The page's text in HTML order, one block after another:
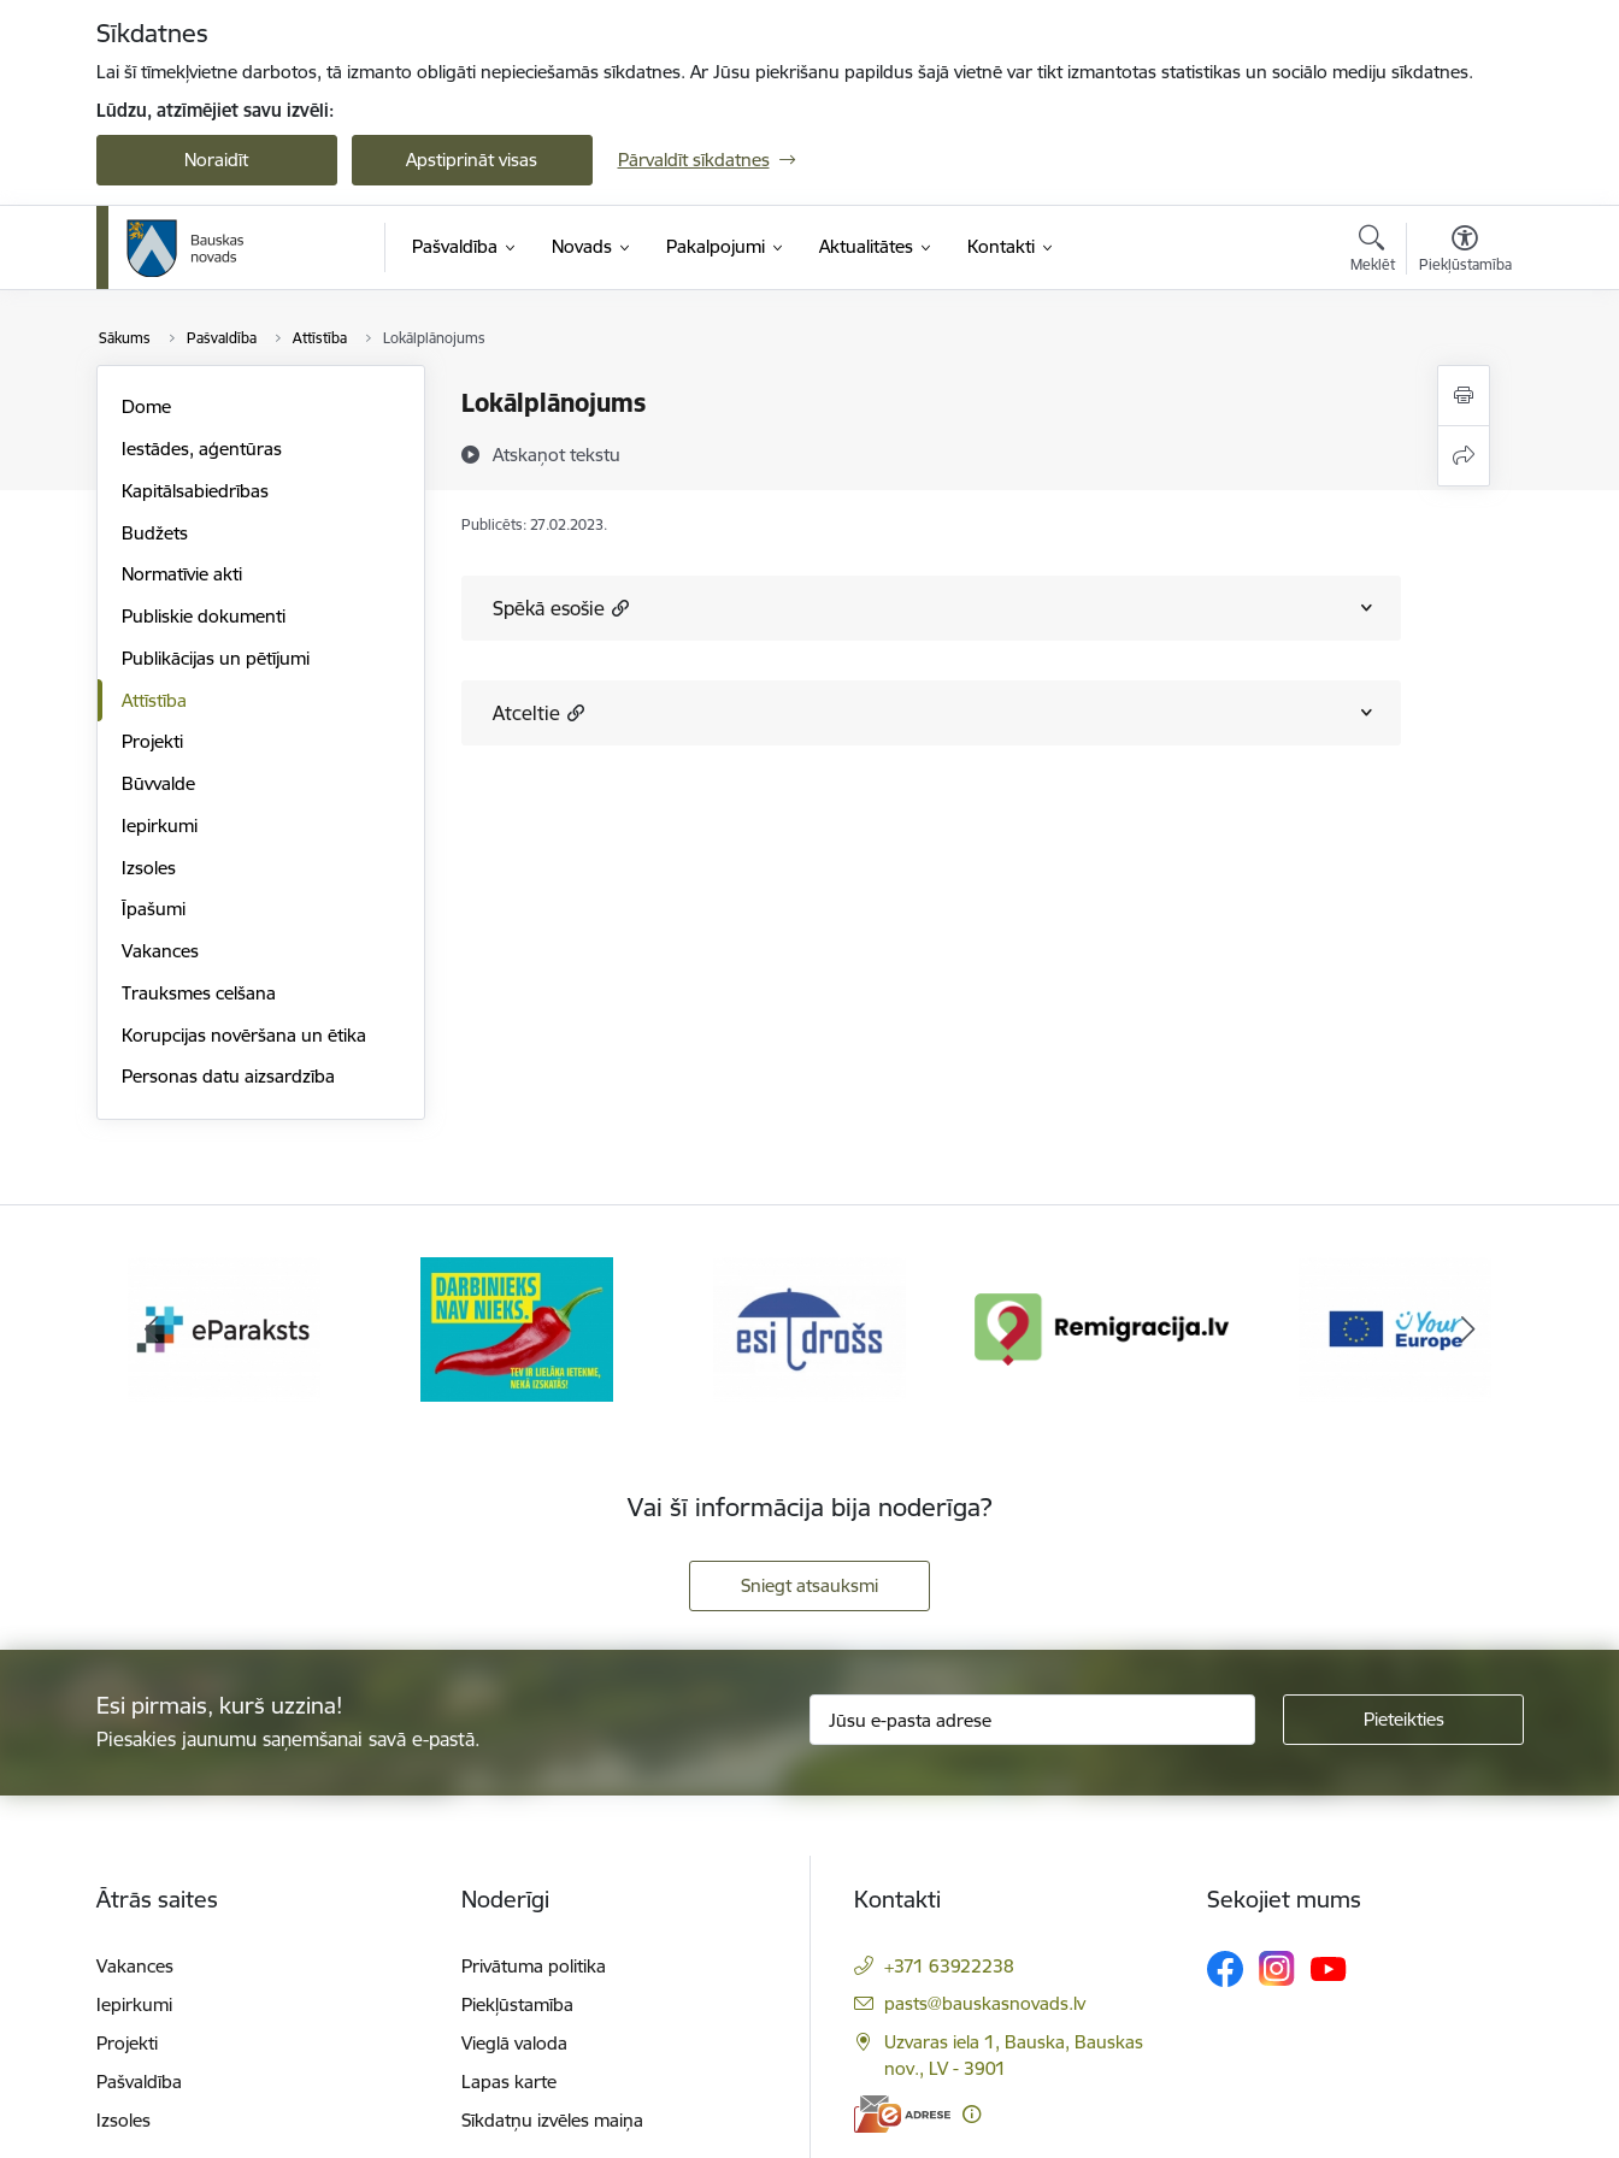
Sīkdatnes
Lai šī tīmekļvietne darbotos, tā izmanto obligāti nepieciešamās sīkdatnes. Ar Jūsu piekrišanu papildus šajā vietnē var tikt izmantotas statistikas un sociālo mediju sīkdatnes.
Lūdzu, atzīmējiet savu izvēli:
Noraidīt Apstiprināt visas Pārvaldīt sīkdatnes
Pašvaldība Novads Pakalpojumi Aktualitātes Kontakti
Meklēt Piekļūstamība
Sākums Pašvaldība Attīstība Lokālplānojums
Lokālplānojums
Atskaņot tekstu
Dome
Iestādes, aģentūras
Kapitālsabiedrības
Budžets
Normatīvie akti
Publiskie dokumenti
Publikācijas un pētījumi
Attīstība
Projekti
Būvvalde
Iepirkumi
Izsoles
Īpašumi
Vakances
Trauksmes celšana
Korupcijas novēršana un ētika
Personas datu aizsardzība
Publicēts: 27.02.2023.
Spēkā esošie
Atceltie
Vai šī informācija bija noderīga?
Sniegt atsauksmi
Esi pirmais, kurš uzzina!
Piesakies jaunumu saņemšanai savā e-pastā.
Ātrās saites
Vakances
Iepirkumi
Projekti
Pašvaldība
Izsoles
Noderīgi
Privātuma politika
Piekļūstamība
Vieglā valoda
Lapas karte
Sīkdatņu izvēles maiņa
Kontakti
+371 63922238
E-pasts:
pasts@bauskasnovads.lv
Uzvaras iela 1, Bauska, Bauskas
nov., LV - 3901
Sekojiet mums